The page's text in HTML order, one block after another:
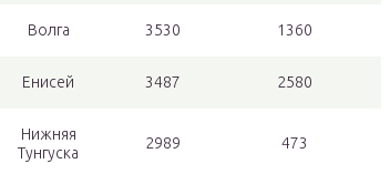
Волга 3530 1360
Енисей 3487 2580
Нижняя
Тунгуска
2989 473